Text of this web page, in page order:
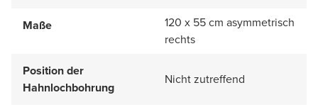
Maße
120 x 55 cm asymmetrisch
rechts
Position der
Hahnlochbohrung
Nicht zutreffend